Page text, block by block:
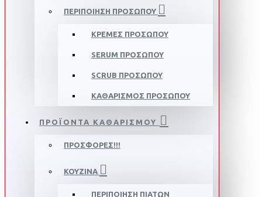
ΠΕΡΙΠΟΊΗΣΗ ΠΡΟΣΏΠΟΥ
ΚΡΈΜΕΣ ΠΡΟΣΏΠΟΥ
SERUM ΠΡΟΣΏΠΟΥ
SCRUB ΠΡΟΣΏΠΟΥ
ΚΑΘΑΡΙΣΜΌΣ ΠΡΟΣΏΠΟΥ
ΠΡΟΪΌΝΤΑ ΚΑΘΑΡΙΣΜΟΎ
ΠΡΟΣΦΟΡΈΣ!!!
ΚΟΥΖΊΝΑ
ΠΕΡΙΠΟΊΗΣΗ ΠΙΆΤΩΝ